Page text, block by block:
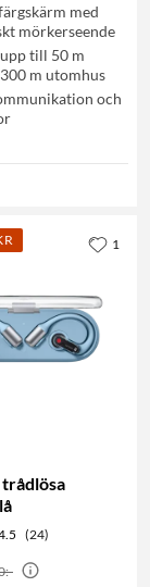
med
mörkerseende
till 50 m
m utomhus
och
trådlösa
(24)
1